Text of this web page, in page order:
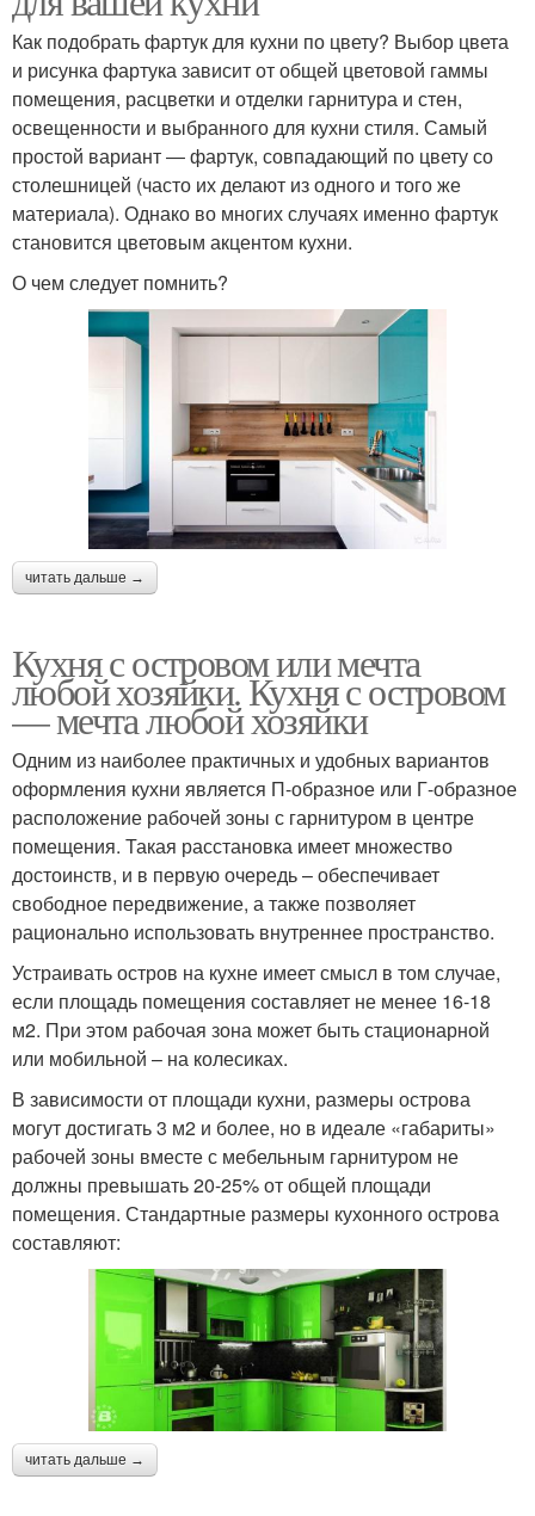
Как подобрать фартук для кухни по цвету? Выбор цвета
и рисунка фартука зависит от общей цветовой гаммы
помещения, расцветки и отделки гарнитура и стен,
освещенности и выбранного для кухни стиля. Самый
простой вариант ― фартук, совпадающий по цвету со
столешницей (часто их делают из одного и того же
материала). Однако во многих случаях именно фартук
становится цветовым акцентом кухни.
О чем следует помнить?
читать дальше →
Кухня с островом или мечта
любой хозяйки. Кухня с островом
— мечта любой хозяйки
Одним из наиболее практичных и удобных вариантов
оформления кухни является П-образное или Г-образное
расположение рабочей зоны с гарнитуром в центре
помещения. Такая расстановка имеет множество
достоинств, и в первую очередь – обеспечивает
свободное передвижение, а также позволяет
рационально использовать внутреннее пространство.
Устраивать остров на кухне имеет смысл в том случае,
если площадь помещения составляет не менее 16-18
м2. При этом рабочая зона может быть стационарной
или мобильной – на колесиках.
В зависимости от площади кухни, размеры острова
могут достигать 3 м2 и более, но в идеале «габариты»
рабочей зоны вместе с мебельным гарнитуром не
должны превышать 20-25% от общей площади
помещения. Стандартные размеры кухонного острова
составляют:
читать дальше →